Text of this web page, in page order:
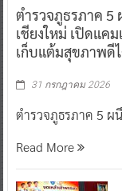
ตำรวจภูธรภาค 5
เชียงใหม่ เปิดแค
เก็บแต้มสุขภาพดี
31 กรกฎาคม 2026
ตำรวจภูธรภาค 5 ผ
Read More